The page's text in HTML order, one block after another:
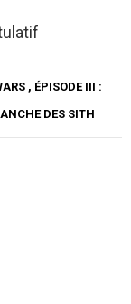
, ÉPISODE III :
DES SITH